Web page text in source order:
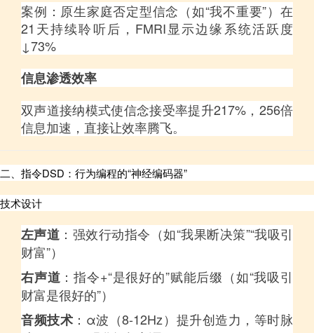
案例：原生家庭否定型信念（如“我不重要”）在
21天持续聆听后，FMRI显示边缘系统活跃度
↓73%
信息渗透效率
双声道接纳模式使信念接受率提升217%，256倍
信息加速，直接让效率腾飞。
二、指令DSD：行为编程的“神经编码器”
技术设计
左声道 ：强效行动指令（如“我果断决策”“我吸引
财富”）
右声道 ：指令+“是很好的”赋能后缀（如“我吸引
财富是很好的”）
音频技术 ：α波（8-12Hz）提升创造力，等时脉